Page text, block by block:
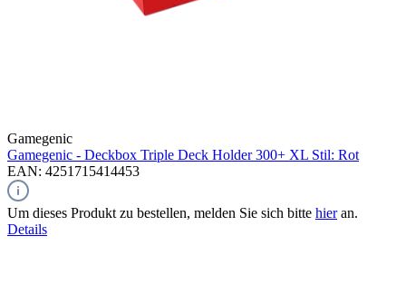
Gamegenic
Gamegenic - Deckbox Triple Deck Holder 300+ XL Stil: Rot
EAN: 4251715414453
Um dieses Produkt zu bestellen, melden Sie sich bitte hieran.
Details